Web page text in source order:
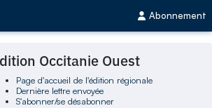
Abonnement
Occitanie Ouest
Page d'accueil de l'édition régionale
Dernière lettre envoyée
S'abonner/se désabonner